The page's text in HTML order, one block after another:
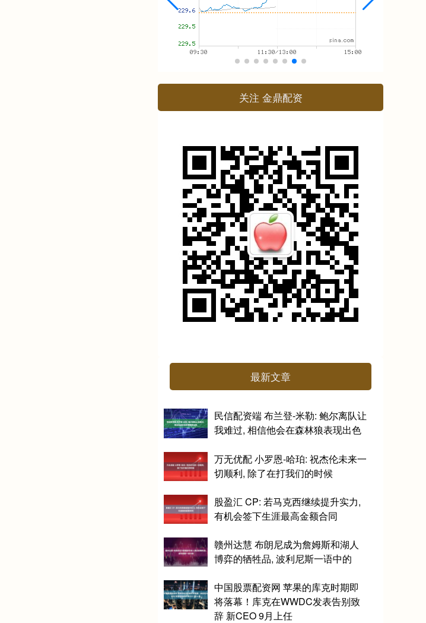
关注 金鼎配资
最新文章
民信配资端 布兰登-米勒: 鲍尔离队让
我难过, 相信他会在森林狼表现出色
万无优配 小罗恩-哈珀: 祝杰伦未来一
切顺利, 除了在打我们的时候
股盈汇 CP: 若马克西继续提升实力,
有机会签下生涯最高金额合同
赣州达慧 布朗尼成为詹姆斯和湖人
博弈的牺牲品, 波利尼斯一语中的
中国股票配资网 苹果的库克时期即
将落幕！库克在WWDC发表告别致
辞 新CEO 9月上任